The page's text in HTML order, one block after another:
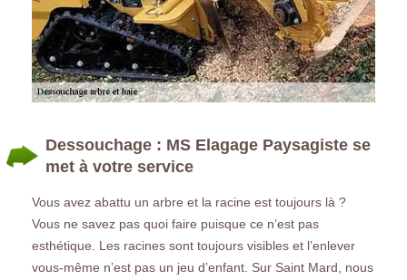
Dessouchage : MS Elagage Paysagiste se
met à votre service
Vous avez abattu un arbre et la racine est toujours là ?
Vous ne savez pas quoi faire puisque ce n’est pas
esthétique. Les racines sont toujours visibles et l’enlever
vous-même n’est pas un jeu d’enfant. Sur Saint Mard, nous